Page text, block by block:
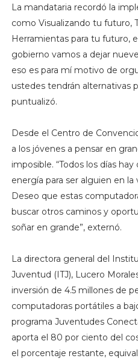
La mandataria recordó la
como Visualizando tu futuro,
Herramientas para tu futuro,
gobierno vamos a dejar
eso es para mí motivo de
ustedes tendrán alternativas
puntualizó.
Desde el Centro de
a los jóvenes a pensar en
imposible. “Todos los días
energía para ser alguien en
Deseo que estas
buscar otros caminos y
soñar en grande”, externó.
La directora general del
Juventud (ITJ), Lucero
inversión de 4.5 millones de
computadoras portátiles a
programa Juventudes
aporta el 80 por ciento del
el porcentaje restante,